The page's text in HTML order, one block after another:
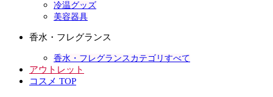
冷温グッズ
美容器具
香水・フレグランス
香水・フレグランスカテゴリすべて
アウトレット
コスメ TOP